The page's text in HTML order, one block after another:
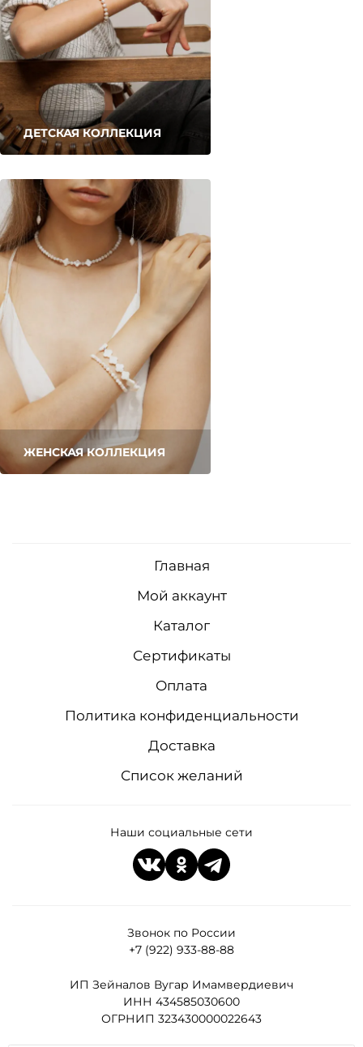
ДЕТСКАЯ КОЛЛЕКЦИЯ
ЖЕНСКАЯ КОЛЛЕКЦИЯ
Звонок по России
+7 (922) 933-88-88
ИП Зейналов Вугар Имамвердиевич
ИНН 434585030600
ОГРНИП 323430000022643
Главная
Мой аккаунт
Каталог
Сертификаты
Оплата
Политика конфиденциальности
Доставка
Список желаний
Наши социальные сети